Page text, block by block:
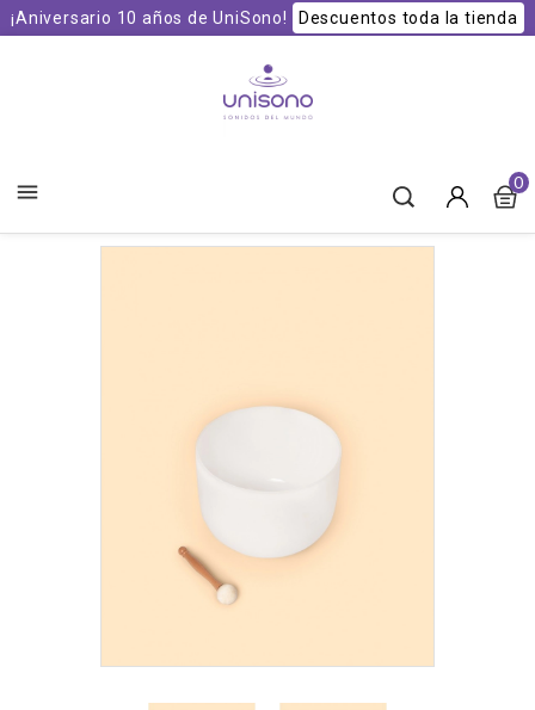
¡Aniversario 10 años de UniSono! Descuentos toda la tienda
 0